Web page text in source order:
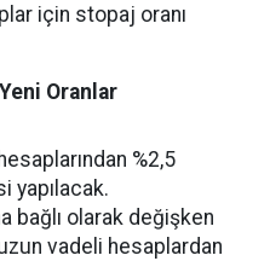
için stopaj oranı
Oranlar
%2,5
yapılacak.
bağlı olarak değişken
vadeli hesaplardan